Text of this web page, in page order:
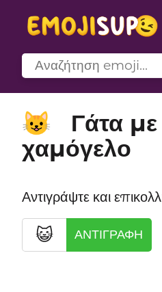
😺
Γάτα
χαμόγελο
Αντιγράψτε και
😺 ΑΝΤΙΓΡΑΦΉ